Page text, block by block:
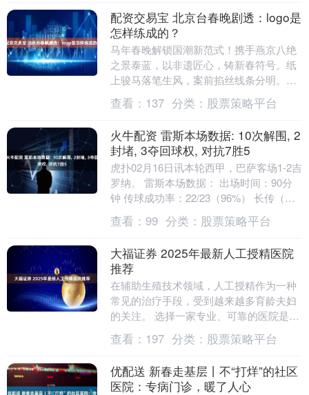
配资交易宝 北京台春晚剧透：logo是
怎样练成的？
马年春晚解锁国潮新范式！携手燕京八绝
之景泰蓝，以非遗匠心，铸新春符号。纸
上骏马落笔生风，案前掐丝线条分明。瑞
马踏云携祥纹，山河萃色映华光，经百道
工序淬炼，方显极....
查看： 137 分类： 股票策略平台
火牛配资 雷斯本场数据: 10次解围, 2
封堵, 3夺回球权, 对抗7胜5
虎扑02月16日讯本轮西甲，巴萨客场1-2吉
罗纳。 雷斯本场数据： 出场时间：90分
钟 传球成功率：22/23（96%） 长传（成
功）：1/1（100%） 触球....
查看： 99 分类： 股票策略平台
大福证券 2025年最新人工授精医院
推荐
在辅助生殖技术领域，人工授精作为一种
常见的治疗手段，受到越来越多育龄夫妇
的关注。 选择一家专业、可靠的医院是确
保治疗成功的关键。 以下是关于人工授精
医院的推荐及....
查看： 197 分类： 股票策略平台
优配送 新春走基层丨不“打烊”的社区
医院：专病门诊，暖了人心